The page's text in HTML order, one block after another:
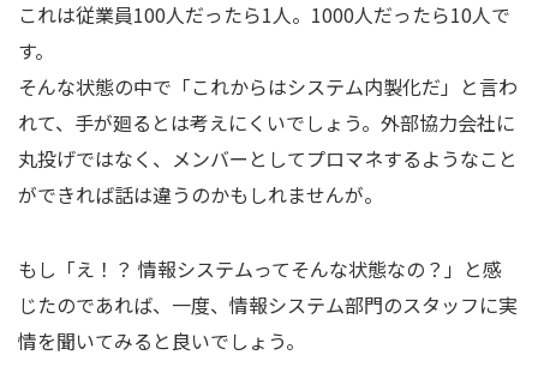
これは従業員100人だったら1人。1000人だったら10人で
す。
そんな状態の中で「これからはシステム内製化だ」と言わ
れて、手が廻るとは考えにくいでしょう。外部協力会社に
丸投げではなく、メンバーとしてプロマネするようなこと
ができれば話は違うのかもしれませんが。
もし「え！？ 情報システムってそんな状態なの？」と感
じたのであれば、一度、情報システム部門のスタッフに実
情を聞いてみると良いでしょう。